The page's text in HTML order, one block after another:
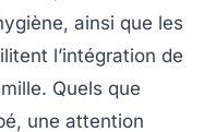
ainsi que les
l’intégration de
Quels que
une attention